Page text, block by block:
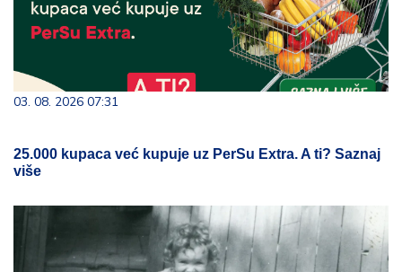
03. 08. 2026 07:31
25.000 kupaca već kupuje uz PerSu Extra. A ti? Saznaj
više